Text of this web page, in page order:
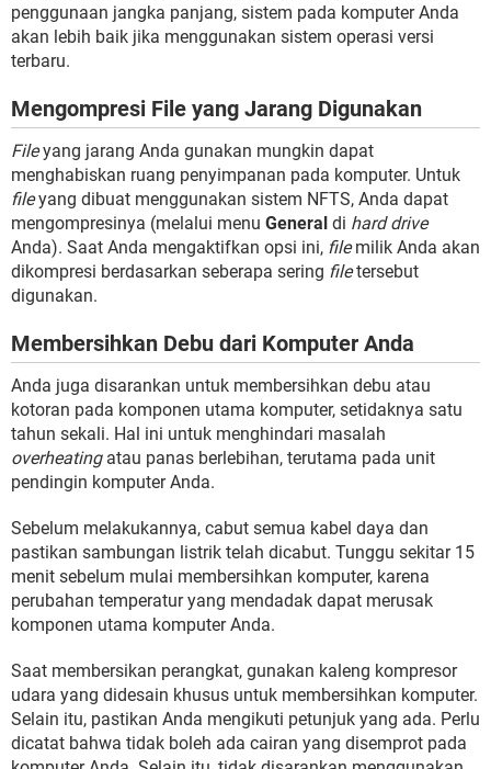
penggunaan jangka panjang, sistem pada komputer Anda
akan lebih baik jika menggunakan sistem operasi versi
terbaru.
Mengompresi File yang Jarang Digunakan
Fileyang jarang Anda gunakan mungkin dapat
menghabiskan ruang penyimpanan pada komputer. Untuk
fileyang dibuat menggunakan sistem NFTS, Anda dapat
mengompresinya (melalui menu General di hard drive
Anda). Saat Anda mengaktifkan opsi ini, filemilik Anda akan
dikompresi berdasarkan seberapa sering filetersebut
digunakan.
Membersihkan Debu dari Komputer Anda
Anda juga disarankan untuk membersihkan debu atau
kotoran pada komponen utama komputer, setidaknya satu
tahun sekali. Hal ini untuk menghindari masalah
overheatingatau panas berlebihan, terutama pada unit
pendingin komputer Anda.
Sebelum melakukannya, cabut semua kabel daya dan
pastikan sambungan listrik telah dicabut. Tunggu sekitar 15
menit sebelum mulai membersihkan komputer, karena
perubahan temperatur yang mendadak dapat merusak
komponen utama komputer Anda.
Saat membersikan perangkat, gunakan kaleng kompresor
udara yang didesain khusus untuk membersihkan komputer.
Selain itu, pastikan Anda mengikuti petunjuk yang ada. Perlu
dicatat bahwa tidak boleh ada cairan yang disemprot pada